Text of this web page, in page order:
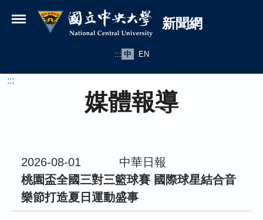
國立中央大學新聞網
新聞網
::: 中 EN
:::
媒體報導
2026-08-01
中華日報
桃園盃全國三對三籃球賽 國際球星結合音
樂節打造夏日運動盛事